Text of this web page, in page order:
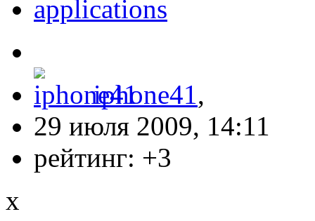
applications
iphone41,
29 июля 2009, 14:11
рейтинг: +3
x